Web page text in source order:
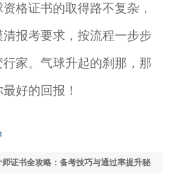
格证书的取得路不复杂，
报考要求，按流程一步步
家。气球升起的刹那，那
好的回报！
师证书全攻略：备考技巧与通过率提升秘